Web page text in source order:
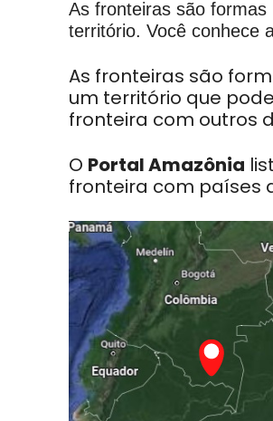
As fronteiras são
território. Você conhece
As fronteiras são
um território que
fronteira com outros
O Portal Amazônia
fronteira com países